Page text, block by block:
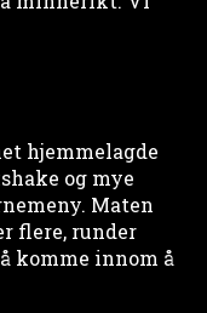
hjemmelagde
og mye
Maten
flere, runder
komme innom å